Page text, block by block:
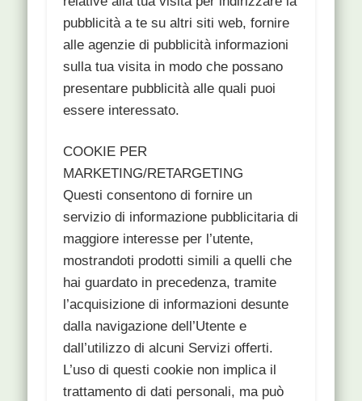
pubblicità a te su altri siti web, fornire
alle agenzie di pubblicità informazioni
sulla tua visita in modo che possano
presentare pubblicità alle quali puoi
essere interessato.
COOKIE PER
MARKETING/RETARGETING
Questi consentono di fornire un
servizio di informazione pubblicitaria di
maggiore interesse per l’utente,
mostrandoti prodotti simili a quelli che
hai guardato in precedenza, tramite
l’acquisizione di informazioni desunte
dalla navigazione dell’Utente e
dall’utilizzo di alcuni Servizi offerti.
L’uso di questi cookie non implica il
trattamento di dati personali, ma può